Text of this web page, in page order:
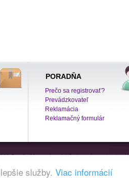
služby. Viac informácií
PORADŇA
Prečo sa registrovať?
Prevádzkovateľ
Reklamácia
Reklamačný formulár
SperkyAlexandra.skVšetky práva vyhradené!